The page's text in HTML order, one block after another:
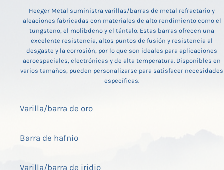
Heeger Metal suministra varillas/barras de metal refractario y
aleaciones fabricadas con materiales de alto rendimiento como el
tungsteno, el molibdeno y el tántalo. Estas barras ofrecen una
excelente resistencia, altos puntos de fusión y resistencia al
desgaste y la corrosión, por lo que son ideales para aplicaciones
aeroespaciales, electrónicas y de alta temperatura. Disponibles en
varios tamaños, pueden personalizarse para satisfacer necesidades
específicas.
Varilla/barra de oro
Barra de hafnio
Varilla/barra de iridio